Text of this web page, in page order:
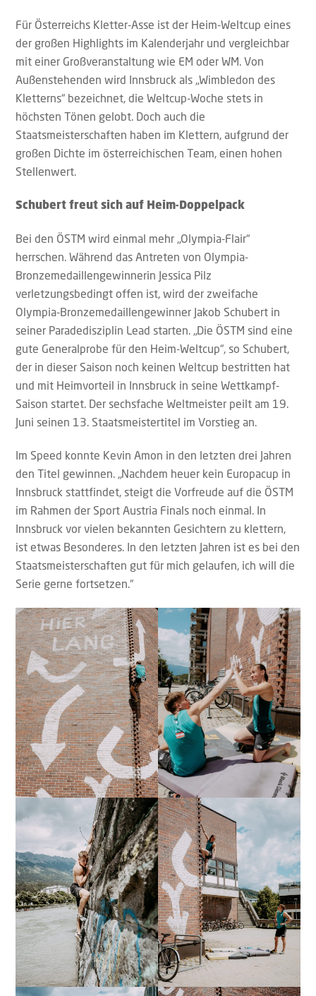
Für Österreichs Kletter-Asse ist der Heim-Weltcup eines
der großen Highlights im Kalenderjahr und vergleichbar
mit einer Großveranstaltung wie EM oder WM. Von
Außenstehenden wird Innsbruck als „Wimbledon des
Kletterns“ bezeichnet, die Weltcup-Woche stets in
höchsten Tönen gelobt. Doch auch die
Staatsmeisterschaften haben im Klettern, aufgrund der
großen Dichte im österreichischen Team, einen hohen
Stellenwert.
Schubert freut sich auf Heim-Doppelpack
Bei den ÖSTM wird einmal mehr „Olympia-Flair“
herrschen. Während das Antreten von Olympia-
Bronzemedaillengewinnerin Jessica Pilz
verletzungsbedingt offen ist, wird der zweifache
Olympia-Bronzemedaillengewinner Jakob Schubert in
seiner Paradedisziplin Lead starten. „Die ÖSTM sind eine
gute Generalprobe für den Heim-Weltcup“, so Schubert,
der in dieser Saison noch keinen Weltcup bestritten hat
und mit Heimvorteil in Innsbruck in seine Wettkampf-
Saison startet. Der sechsfache Weltmeister peilt am 19.
Juni seinen 13. Staatsmeistertitel im Vorstieg an.
Im Speed konnte Kevin Amon in den letzten drei Jahren
den Titel gewinnen. „Nachdem heuer kein Europacup in
Innsbruck stattfindet, steigt die Vorfreude auf die ÖSTM
im Rahmen der Sport Austria Finals noch einmal. In
Innsbruck vor vielen bekannten Gesichtern zu klettern,
ist etwas Besonderes. In den letzten Jahren ist es bei den
Staatsmeisterschaften gut für mich gelaufen, ich will die
Serie gerne fortsetzen.“